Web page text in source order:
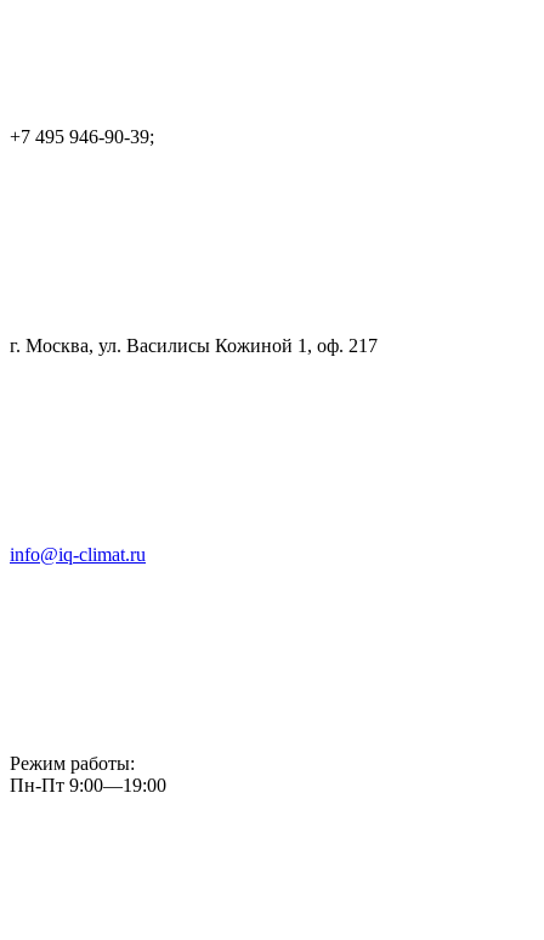
+7 495 946-90-39;
г. Москва, ул. Василисы Кожиной 1, оф. 217
info@iq-climat.ru
Режим работы:
Пн-Пт 9:00—19:00